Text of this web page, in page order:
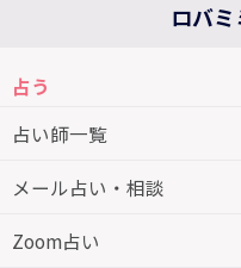
ロバ
占う
占い師一覧
メール占い・相談
Zoom占い